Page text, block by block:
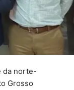
é feito
2015. As
própria
mandato
atualizado.
da norte-
Grosso